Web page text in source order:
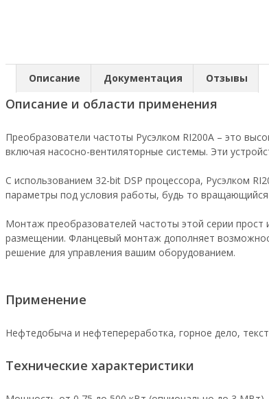
Описание Документация Отзывы
Описание и области применения
Преобразователи частоты Русэлком RI200А – это
включая насосно-вентиляторные системы. Эти
С использованием 32-bit DSP процессора, Русэлком
параметры под условия работы, будь то
Монтаж преобразователей частоты этой серии
размещении. Фланцевый монтаж дополняет
решение для управления вашим оборудованием.
Применение
Нефтедобыча и нефтепереработка, горное дело,
Технические характеристики